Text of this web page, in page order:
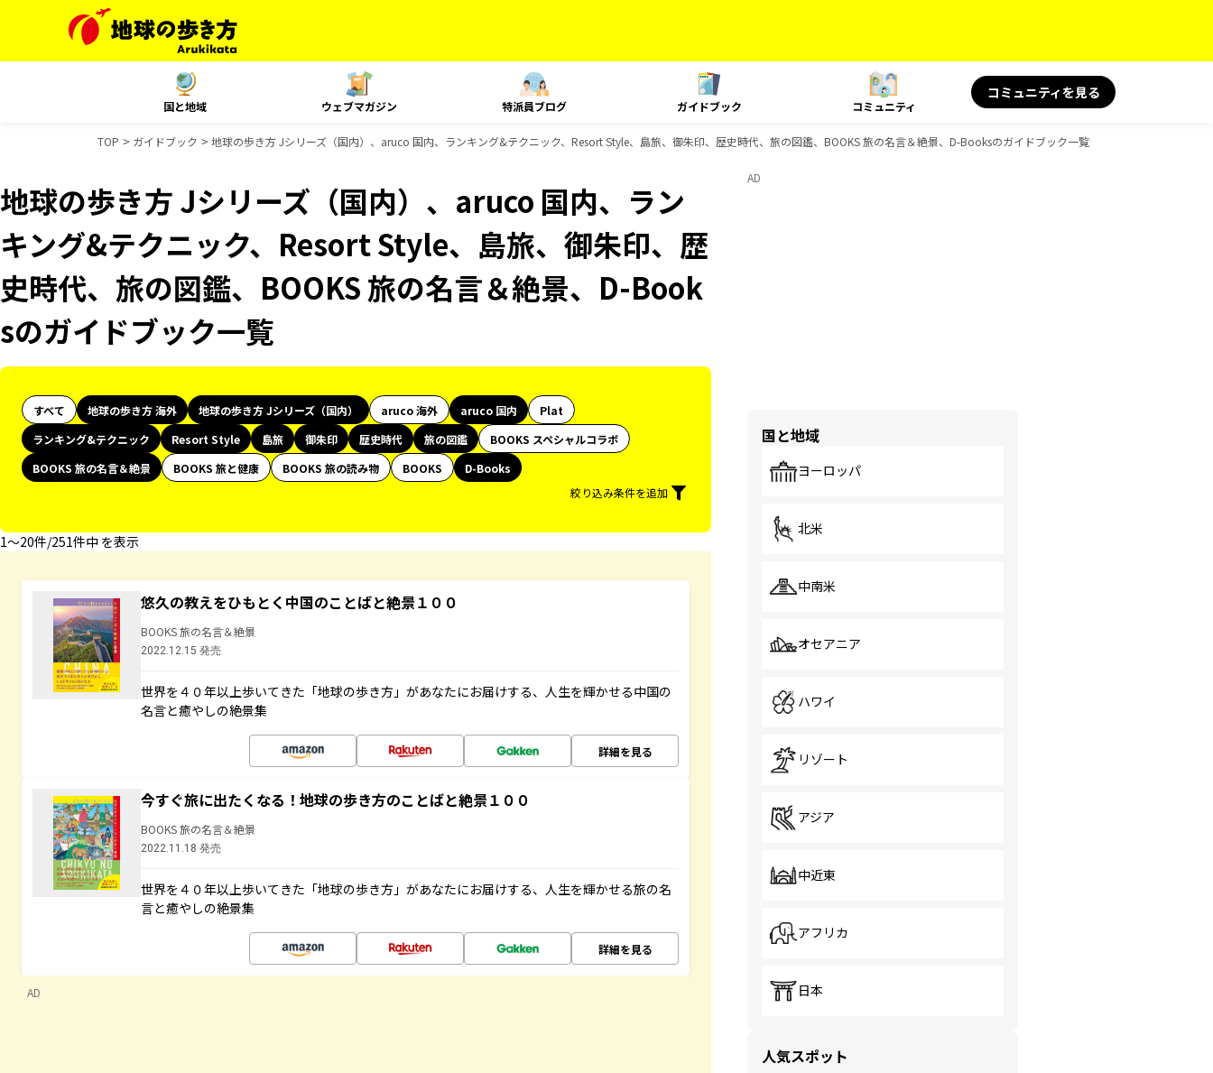
国と地域 ウェブマガジン 特派員ブログ ガイドブック コミュニティ
コミュニティを見る
TOP ガイドブック 地球の歩き方 Jシリーズ（国内）、aruco 国内、ランキング&テクニック、Resort Style、島旅、御朱印、歴史時代、旅の図鑑、BOOKS 旅の名言＆絶景、D-Booksのガイドブック一覧
地球の歩き方 Jシリーズ（国内）、aruco 国内、ラン
キング&テクニック、Resort Style、島旅、御朱印、歴
史時代、旅の図鑑、BOOKS 旅の名言＆絶景、D-Book
sのガイドブック一覧
すべて 地球の歩き方 海外 地球の歩き方 Jシリーズ（国内） aruco 海外 aruco 国内
Plat
ランキング&テクニック
Resort Style 島旅 御朱印 歴史時代 旅の図鑑
BOOKS スペシャルコラボ
BOOKS 旅の名言＆絶景
BOOKS 旅と健康 BOOKS 旅の読み物 BOOKS
D-Books
絞り込み条件を追加
1〜20件/251件中 を表示
悠久の教えをひもとく中国のことばと絶景１００
BOOKS 旅の名言＆絶景
2022.12.15 発売
世界を４０年以上歩いてきた「地球の歩き方」があなたにお届けする、人生を輝かせる中国の
名言と癒やしの絶景集
詳細を見る
今すぐ旅に出たくなる！地球の歩き方のことばと絶景１００
BOOKS 旅の名言＆絶景
2022.11.18 発売
世界を４０年以上歩いてきた「地球の歩き方」があなたにお届けする、人生を輝かせる旅の名
言と癒やしの絶景集
詳細を見る
AD
AD
国と地域
ヨーロッパ
北米
中南米
オセアニア
ハワイ
リゾート
アジア
中近東
アフリカ
日本
人気スポット